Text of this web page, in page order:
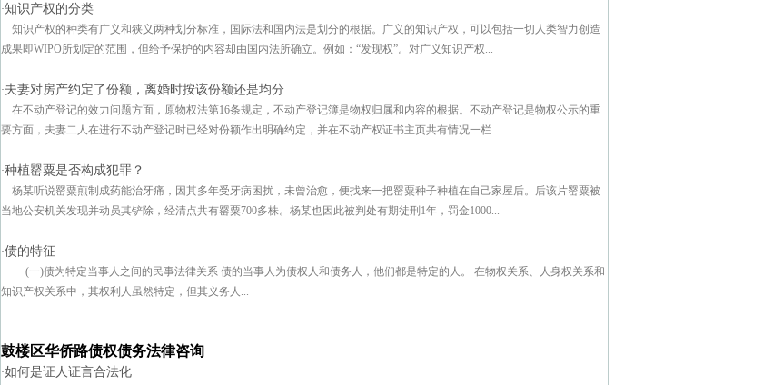
·知识产权的分类
知识产权的种类有广义和狭义两种划分标准，国际法和国内法是划分的根据。广义的知识产权，可以包括一切人类智力创造
成果即WIPO所划定的范围，但给予保护的内容却由国内法所确立。例如：“发现权”。对广义知识产权...
·夫妻对房产约定了份额，离婚时按该份额还是均分
在不动产登记的效力问题方面，原物权法第16条规定，不动产登记簿是物权归属和内容的根据。不动产登记是物权公示的重
要方面，夫妻二人在进行不动产登记时已经对份额作出明确约定，并在不动产权证书主页共有情况一栏...
·种植罂粟是否构成犯罪？
杨某听说罂粟煎制成药能治牙痛，因其多年受牙病困扰，未曾治愈，便找来一把罂粟种子种植在自己家屋后。后该片罂粟被
当地公安机关发现并动员其铲除，经清点共有罂粟700多株。杨某也因此被判处有期徒刑1年，罚金1000...
·债的特征
(一)债为特定当事人之间的民事法律关系 债的当事人为债权人和债务人，他们都是特定的人。 在物权关系、人身权关系和
知识产权关系中，其权利人虽然特定，但其义务人...
鼓楼区华侨路债权债务法律咨询
·如何是证人证言合法化